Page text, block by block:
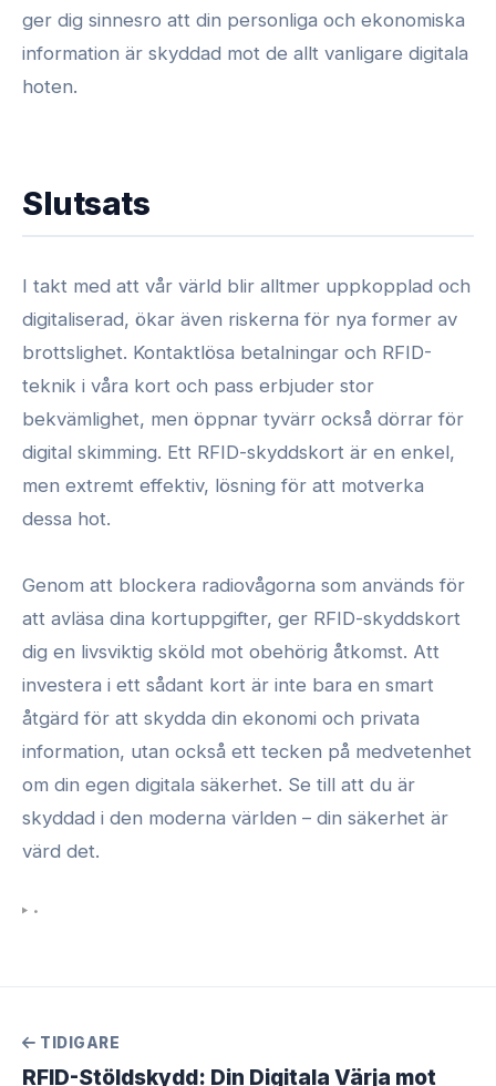
ger dig sinnesro att din personliga och ekonomiska
information är skyddad mot de allt vanligare digitala
hoten.
Slutsats
I takt med att vår värld blir alltmer uppkopplad och
digitaliserad, ökar även riskerna för nya former av
brottslighet. Kontaktlösa betalningar och RFID-
teknik i våra kort och pass erbjuder stor
bekvämlighet, men öppnar tyvärr också dörrar för
digital skimming. Ett RFID-skyddskort är en enkel,
men extremt effektiv, lösning för att motverka
dessa hot.
Genom att blockera radiovågorna som används för
att avläsa dina kortuppgifter, ger RFID-skyddskort
dig en livsviktig sköld mot obehörig åtkomst. Att
investera i ett sådant kort är inte bara en smart
åtgärd för att skydda din ekonomi och privata
information, utan också ett tecken på medvetenhet
om din egen digitala säkerhet. Se till att du är
skyddad i den moderna världen – din säkerhet är
värd det.
•
TIDIGARE
RFID-Stöldskydd: Din Digitala Värja mot